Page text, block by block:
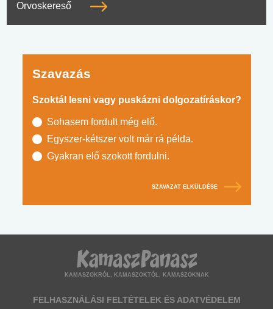
Orvoskereső
Szavazás
Szoktál lesni vagy puskázni dolgozatíráskor?
Sohasem fordult még elő.
Egyszer-kétszer volt már rá példa.
Gyakran elő szokott fordulni.
SZAVAZAT ELKÜLDÉSE
KAMASZOKRÓL, KAMASZOKTÓL, KAMASZOKNAK
FELHASZNÁLÁSI FELTÉTELEK ÉS ADATVÉDELEM